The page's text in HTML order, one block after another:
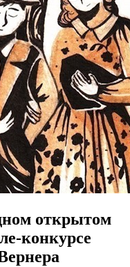
открытом
конкурсе